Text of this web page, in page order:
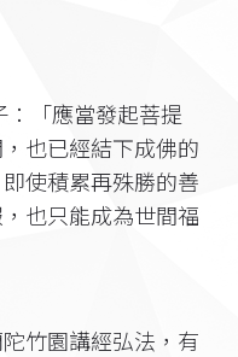
「應當發起菩提
也已經結下成佛的
使積累再殊勝的善
也只能成為世間福
竹園講經弘法，有